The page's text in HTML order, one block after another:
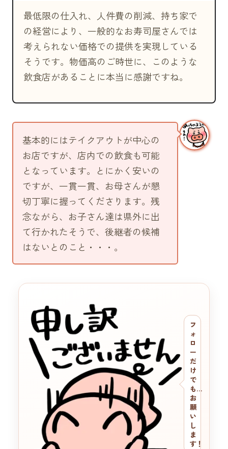
最低限の仕入れ、人件費の削減、持ち家で
の経営により、一般的なお寿司屋さんでは
考えられない価格での提供を実現している
そうです。物価高のご時世に、このような
飲食店があることに本当に感謝ですね。
基本的にはテイクアウトが中心の
お店ですが、店内での飲食も可能
となっています。とにかく安いの
ですが、一貫一貫、お母さんが懇
切丁寧に握ってくださります。残
念ながら、お子さん達は県外に出
て行かれたそうで、後継者の候補
はないとのこと・・・。
フ
ォ
ロ
ー
だ
け
で
も…
お
願
い
し
ま
す！